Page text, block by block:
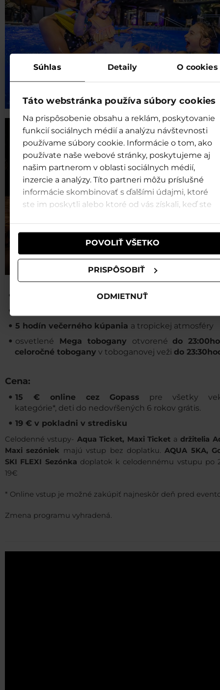
Súhlas Detaily O cookies
Táto webstránka používa súbory cookies
Na prispôsobenie obsahu a reklám, poskytovanie
funkcií sociálnych médií a analýzu návštevnosti
používame súbory cookie. Informácie o tom, ako
používate naše webové stránky, poskytujeme aj
našim partnerom v oblasti sociálnych médií,
inzercie a analýzy. Títo partneri môžu príslušné
informácie skombinovať s ďalšími údajmi, ktoré
ste im poskytli alebo ktoré od vás získali, keď ste
POVOLIŤ VŠETKO
PRISPÔSOBIŤ
ODMIETNUŤ
termíny nočného kúpania: 4.7., 25.7., 15.8. a
5 hodín večerného kúpania a tropickej atmosféry
osvetlené Mega tobogany otvorené do
celoročné tobogany v toboganovej veži do
Cena:
15 € online cez Gopass pre všetky
kategórie*, deti do nedovŕšených 6 rokov grátis.
19 € v pokladni v stredisku
Celodenné vstupy- Aqua Ticket, Maxi Ticket a držitelia
Maxi sezóniek majú vstup bez doplatku.AQUA 5KA,
SKI FLEXI Sezónka doplatok k celodennému vstupu po
19€
* Online vstup je možné zakúpiť najneskôr deň pred
Zmena programu vyhradená.